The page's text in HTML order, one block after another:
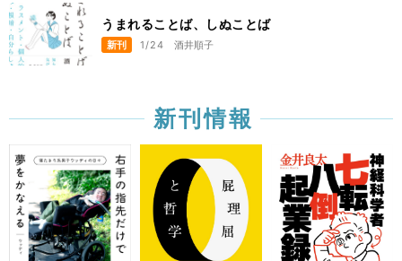
うまれることば、しぬことば
新刊 1/24 酒井順子
新刊情報